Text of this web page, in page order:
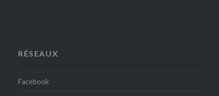
RÉSEAUX
Facebook